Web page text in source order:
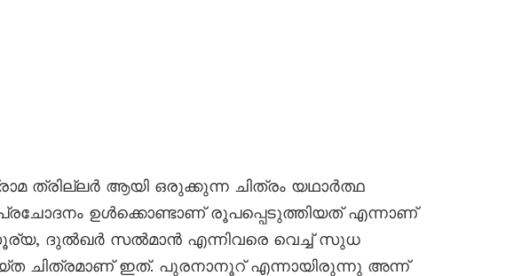
ത്രില്ലർ ആയി ഒരുക്കുന്ന ചിത്രം യഥാർത്ഥ
പ്രചോദനം ഉൾക്കൊണ്ടാണ് രൂപപ്പെടുത്തിയത് എന്നാണ്
ദുൽഖർ സൽമാൻ എന്നിവരെ വെച്ച് സുധ
ചിത്രമാണ് ഇത്. പുരനാനൂറ്‌ എന്നായിരുന്നു അന്ന്